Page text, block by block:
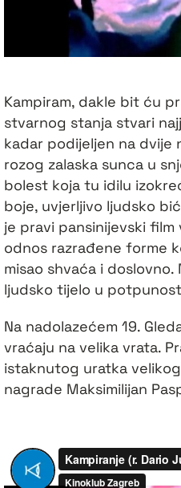
Kampiram, dakle bit ću
stvarnog stanja stvari
kadar podijeljen na dvije
rozog zalaska sunca u
bolest koja tu idilu
boje, uvjerljivo ljudsko
je pravi pansinijevski
odnos razrađene forme
misao shvaća i
ljudsko tijelo u
Na nadolazećem 19.
vraćaju na velika vrata.
istaknutog uratka
nagrade Maksimilijan